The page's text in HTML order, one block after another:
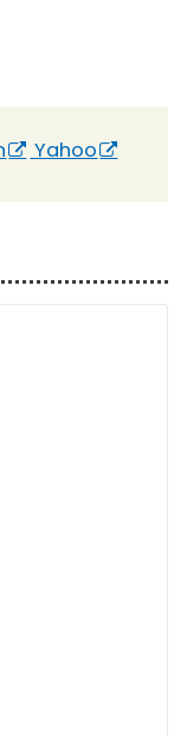
Yahoo